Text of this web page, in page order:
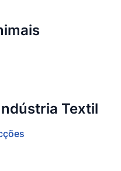
Textil